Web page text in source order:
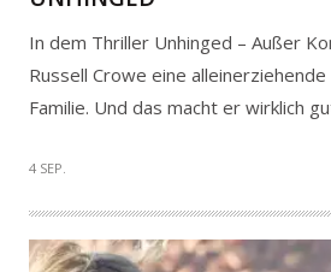
In dem Thriller Unhinged – Außer
Russell Crowe eine
Familie. Und das macht er wirklich
4 SEP.